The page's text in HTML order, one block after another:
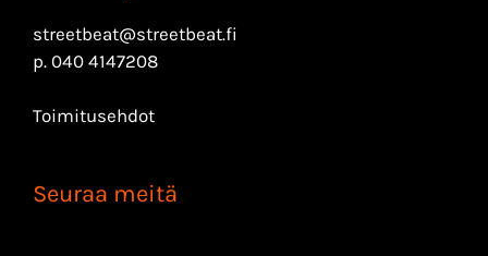
streetbeat@streetbeat.fi
p. 040 4147208
Toimitusehdot
Seuraa meitä